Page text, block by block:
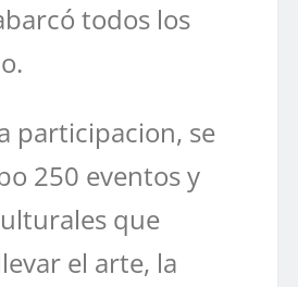
todos los
participacion, se
250 eventos y
que
el arte, la